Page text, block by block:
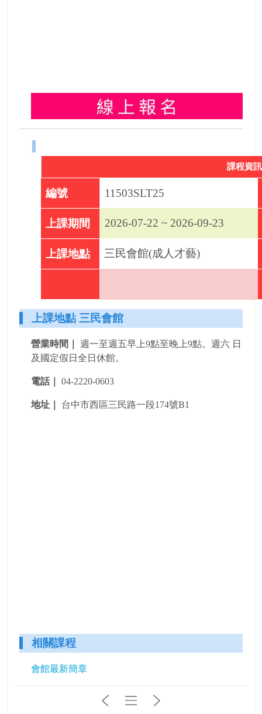
課程資訊
編號 11503SLT25
上課期間 2026-07-22 ~ 2026-09-23
上課地點 三民會館(成人才藝)
上課地點 三民會館
營業時間｜ 週一至週五早上9點至晚上9點。 週 六 日
及國定假日全日休館。
電話｜ 04-2220-0603
地址｜ 台中市西區三民路一段174號B1
相關課程
會館最新簡章